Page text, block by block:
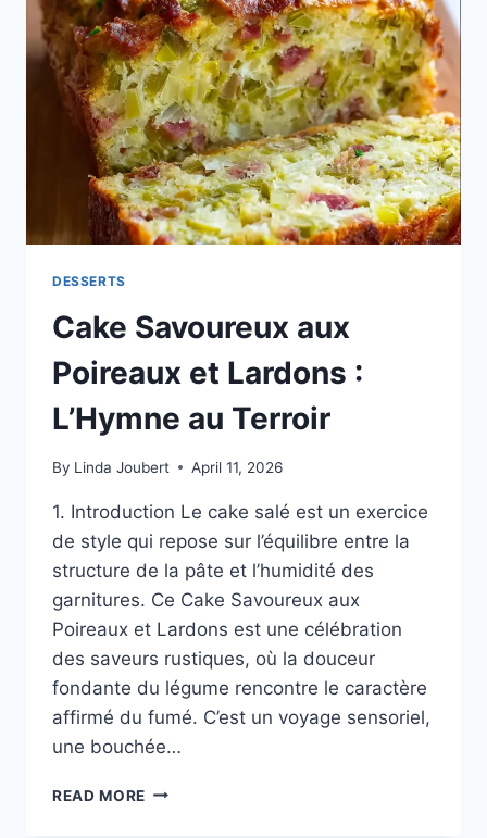
DU
TERROIR
DESSERTS
Cake Savoureux aux
Poireaux et Lardons :
L’Hymne au Terroir
By Linda Joubert April 11, 2026
1. Introduction Le cake salé est un exercice
de style qui repose sur l’équilibre entre la
structure de la pâte et l’humidité des
garnitures. Ce Cake Savoureux aux
Poireaux et Lardons est une célébration
des saveurs rustiques, où la douceur
fondante du légume rencontre le caractère
affirmé du fumé. C’est un voyage sensoriel,
une bouchée…
READ MORE CAKE